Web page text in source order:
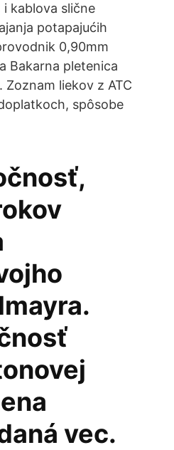
i kablova slične
potapajućih
0,90mm
Bakarna pletenica
Zoznam liekov z ATC
spôsobe
vec.